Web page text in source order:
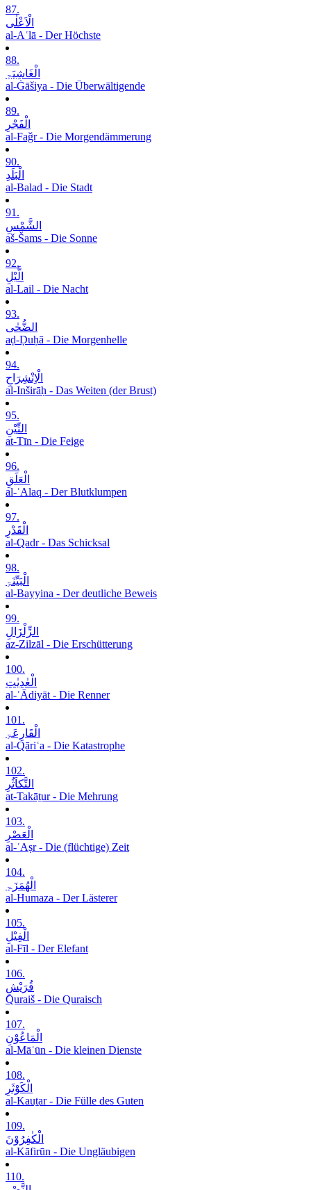
87.
الْاَعْلٰی
al-Aʿlā - Der Höchste
88.
الْغَاشِیَۃِ
al-Ġāšiya - Die Überwältigende
89.
الْفَجْرِ
al-Faǧr - Die Morgendämmerung
90.
الْبَلَدِ
al-Balad - Die Stadt
91.
الشَّمْسِ
aš-Šams - Die Sonne
92.
الَّیْلِ
al-Lail - Die Nacht
93.
الضُّحٰی
aḍ-Ḍuḥā - Die Morgenhelle
94.
الْاِنْشِرَاحِ
al-Inširāḥ - Das Weiten (der Brust)
95.
التِّیْنِ
at-Tīn - Die Feige
96.
الْعَلَقِ
al-ʿAlaq - Der Blutklumpen
97.
الْقَدْرِ
al-Qadr - Das Schicksal
98.
الْبَیِّنَۃِ
al-Bayyina - Der deutliche Beweis
99.
الزِّلْزَالِ
az-Zilzāl - Die Erschütterung
100.
الْعٰدِیٰتِ
al-ʿĀdiyāt - Die Renner
101.
الْقَارِعَۃِ
al-Qāriʿa - Die Katastrophe
102.
التَّکاَثُرِ
at-Takāṯur - Die Mehrung
103.
الْعَصْرِ
al-ʿAṣr - Die (flüchtige) Zeit
104.
الْھُمَزَۃِ
al-Humaza - Der Lästerer
105.
الْفِیْلِ
al-Fīl - Der Elefant
106.
قُرَیْشٍ
Quraiš - Die Quraisch
107.
الْمَاعُوْنِ
al-Māʿūn - Die kleinen Dienste
108.
الْکَوْثَرِ
al-Kauṯar - Die Fülle des Guten
109.
الْکٰفِرُوْنَ
al-Kāfirūn - Die Ungläubigen
110.